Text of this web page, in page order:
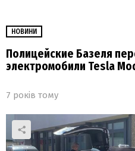
НОВИНИ
Полицейские Базеля
электромобили Tesla
7 років тому